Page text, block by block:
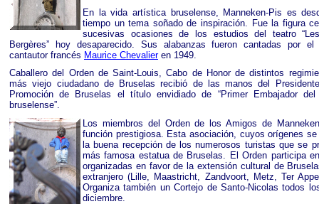
En la vida artística bruselense, Manneken-Pis es
tiempo un tema soñado de inspiración. Fue la figura
sucesivas ocasiones de los estudios del teatro
Bergères” hoy desaparecido. Sus alabanzas fueron cantadas por el
cantautor francés Maurice Chevalieren 1949.
Caballero del Orden de Saint-Louis, Cabo de Honor de distintos
más viejo ciudadano de Bruselas recibió de las manos del
Promoción de Bruselas el título envidiado de “Primer Embajador
bruselense”.
Los miembros del Orden de los Amigos de
función prestigiosa. Esta asociación, cuyos orígenes
la buena recepción de los numerosos turistas que se
más famosa estatua de Bruselas. El Orden participa
organizadas en favor de la extensión cultural de
extranjero (Lille, Maastricht, Zandvoort, Metz, Ter
Organiza también un Cortejo de Santo-Nicolas todos
diciembre.